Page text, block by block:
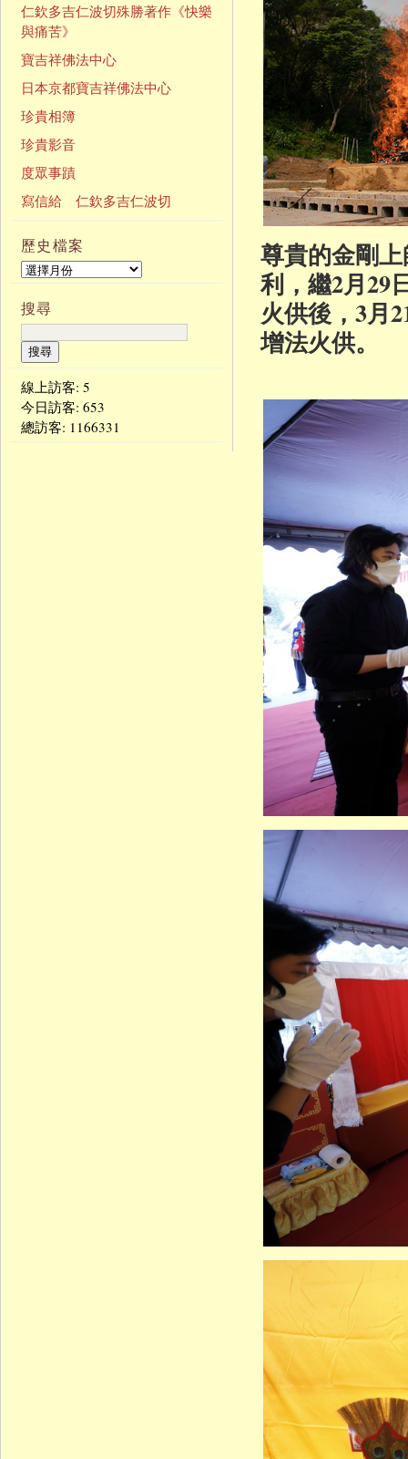
尊貴的金剛
利，繼2月29
火供後，3月
增法火供。
仁欽多吉仁波切殊勝著作《快樂
與痛苦》
寶吉祥佛法中心
日本京都寶吉祥佛法中心
珍貴相簿
珍貴影音
度眾事蹟
寫信給 仁欽多吉仁波切
歷史檔案
搜尋
線上訪客: 5
今日訪客: 653
總訪客: 1166331